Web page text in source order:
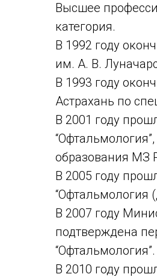
Высшее
категория.
В 1992 году
им. А. В.
В 1993 году
Астрахань по
В 2001 году
образования МЗ
В 2005 году
“Офтальмология
В 2007 году
подтверждена
“Офтальмология”.
В 2010 году